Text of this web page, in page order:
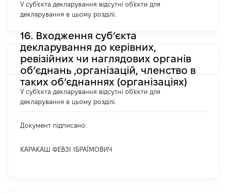
У суб'єкта декларування відсутні об'єкти для
декларування в цьому розділі.
16. Входження суб’єкта
декларування до керівних,
ревізійних чи наглядових органів
об’єднань ,організацій, членство в
таких об’єднаннях (організаціях)
У суб'єкта декларування відсутні об'єкти для
декларування в цьому розділі.
Документ підписано:
КАРАКАШ ФЕВЗІ ІБРАЇМОВИЧ